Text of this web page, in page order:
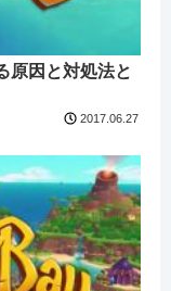
原因と対処法と
2017.06.27